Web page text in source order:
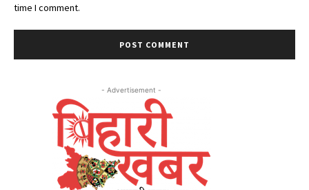
time I comment.
- Advertisement -